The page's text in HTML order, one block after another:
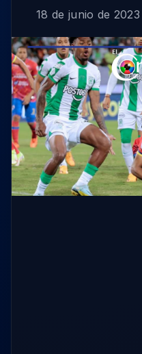
18 de junio de 2023